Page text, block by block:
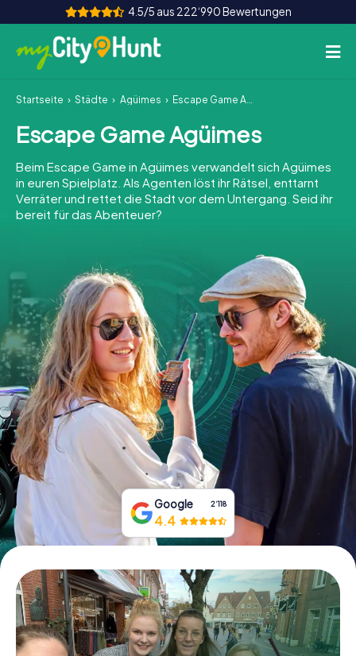
4.5/5 aus 222‘990 Bewertungen
So funktioniert's
Städte
Touren
Teamevent
INT AT CH
DE
ES
FR UK
IE
IT
NL
Tickets buchen
Gutscheine bestellen
Startseite Städte Agüimes Escape Game Agüimes
Escape Game Agüimes
Beim Escape Game in Agüimes verwandelt sich Agüimes
in euren Spielplatz. Als Agenten löst ihr Rätsel, enttarnt
Verräter und rettet die Stadt vor dem Untergang. Seid ihr
bereit für das Abenteuer?
Google 2‘118
4.4